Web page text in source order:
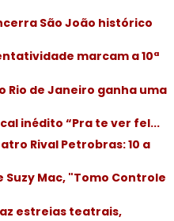
São João histórico
marcam a 10ª
Rio de Janeiro ganha uma
inédito “Pra te ver fel...
Rival Petrobras: 10 a
Mac, "Tomo Controle
estreias teatrais,